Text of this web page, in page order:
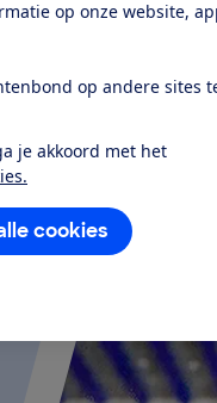
op onze website,
op andere sites
je akkoord met het
cookies